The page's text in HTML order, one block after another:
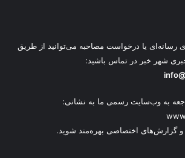
رسانه‌ای یا درخواست مصاحبه می‌توانید از طریق
شهر خبر در تماس باشید:
به وب‌سایت رسمی ما به نشانی:
و گزارش‌های اختصاصی بهره‌مند شوید.